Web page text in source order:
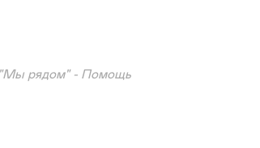
"Мы рядом" - Помощь